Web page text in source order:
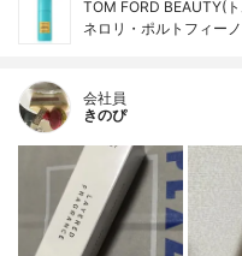
TOM FORD BEAUTY(
ネロリ・ポルトフィー
会社員
きのぴ